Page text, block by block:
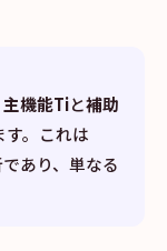
主機能Tiと補助
。これは
あり、単なる